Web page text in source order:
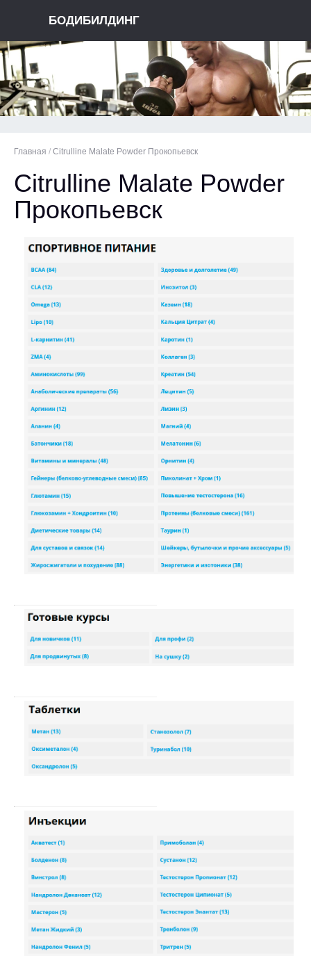
БОДИБИЛДИНГ
Главная / Citrulline Malate Powder Прокопьевск
Citrulline Malate Powder
Прокопьевск